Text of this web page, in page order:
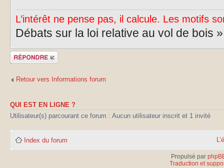
L’intérêt ne pense pas, il calcule. Les motifs
Débats sur la loi relative au vol de bois
Publier une
réponse
Retour vers Informations forum
QUI EST EN LIGNE ?
Utilisateur(s) parcourant ce forum : Aucun utilisateur inscrit et 1 invité
Index du forum
Propulsé par
Traduction et